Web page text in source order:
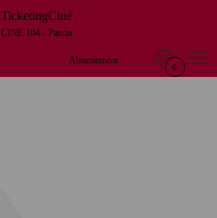
TicketingCiné
CINE 104 - Pantin
Abonnement
0